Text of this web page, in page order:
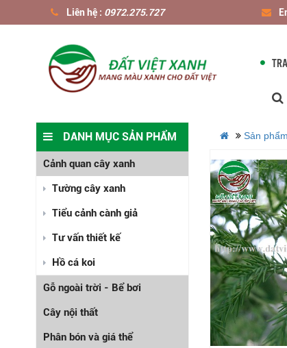
Liên hệ : 0972.275.727
DANH MỤC SẢN PHẨM
Cảnh quan cây xanh
Tường cây xanh
Tiểu cảnh cành giả
Tư vấn thiết kế
Hồ cá koi
Gỗ ngoài trời - Bể bơi
Cây nội thất
Phân bón và giá thể
Sản phẩm